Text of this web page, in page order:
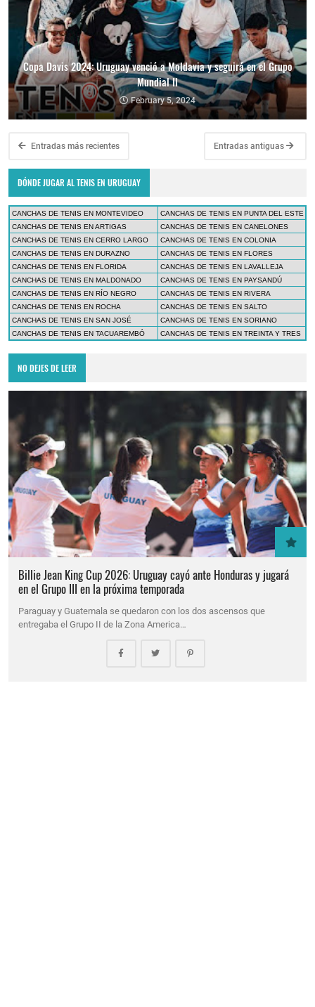
Copa Davis 2024: Uruguay venció a Moldavia y seguirá en el Grupo
Mundial II
February 5, 2024
Entradas más recientes Entradas antiguas
DÓNDE JUGAR AL TENIS EN URUGUAY
CANCHAS DE TENIS EN MONTEVIDEO
CANCHAS DE TENIS EN PUNTA DEL ESTE
CANCHAS DE TENIS EN ARTIGAS
CANCHAS DE TENIS EN CANELONES
CANCHAS DE TENIS EN CERRO LARGO
CANCHAS DE TENIS EN COLONIA
CANCHAS DE TENIS EN DURAZNO
CANCHAS DE TENIS EN FLORES
CANCHAS DE TENIS EN FLORIDA
CANCHAS DE TENIS EN LAVALLEJA
CANCHAS DE TENIS EN MALDONADO
CANCHAS DE TENIS EN PAYSANDÚ
CANCHAS DE TENIS EN RÍO NEGRO
CANCHAS DE TENIS EN RIVERA
CANCHAS DE TENIS EN ROCHA
CANCHAS DE TENIS EN SALTO
CANCHAS DE TENIS EN SAN JOSÉ
CANCHAS DE TENIS EN SORIANO
CANCHAS DE TENIS EN TACUAREMBÓ
CANCHAS DE TENIS EN TREINTA Y TRES
NO DEJES DE LEER
Billie Jean King Cup 2026: Uruguay cayó ante Honduras y jugará
en el Grupo III en la próxima temporada
Paraguay y Guatemala se quedaron con los dos ascensos que
entregaba el Grupo II de la Zona America…